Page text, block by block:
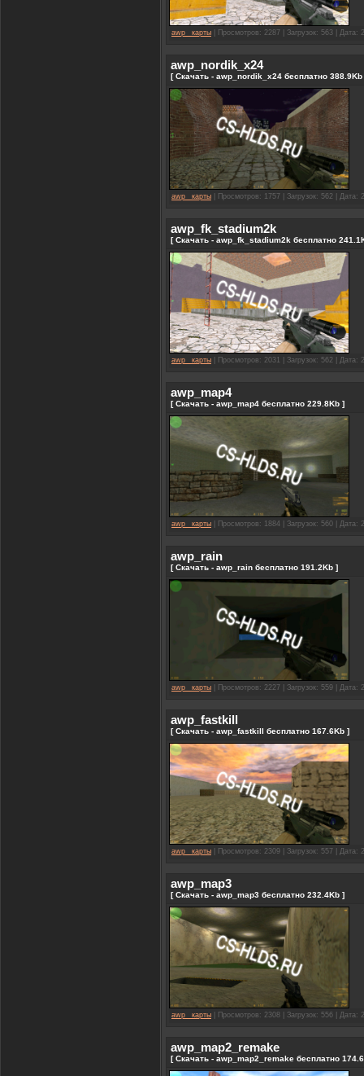
awp_ карты | Просмотров: 2287 | Загрузок: 563 | Дата:
awp_nordik_x24
[ Скачать - awp_nordik_x24 бесплатно 388.9Kb
awp_ карты | Просмотров: 1757 | Загрузок: 562 | Дата:
awp_fk_stadium2k
[ Скачать - awp_fk_stadium2k бесплатно
awp_ карты | Просмотров: 2031 | Загрузок: 562 | Дата:
awp_map4
[ Скачать - awp_map4 бесплатно 229.8Kb ]
awp_ карты | Просмотров: 1884 | Загрузок: 560 | Дата:
awp_rain
[ Скачать - awp_rain бесплатно 191.2Kb ]
awp_ карты | Просмотров: 2227 | Загрузок: 559 | Дата:
awp_fastkill
[ Скачать - awp_fastkill бесплатно 167.6Kb ]
awp_ карты | Просмотров: 2309 | Загрузок: 557 | Дата:
awp_map3
[ Скачать - awp_map3 бесплатно 232.4Kb ]
awp_ карты | Просмотров: 2308 | Загрузок: 556 | Дата:
awp_map2_remake
[ Скачать - awp_map2_remake бесплатно